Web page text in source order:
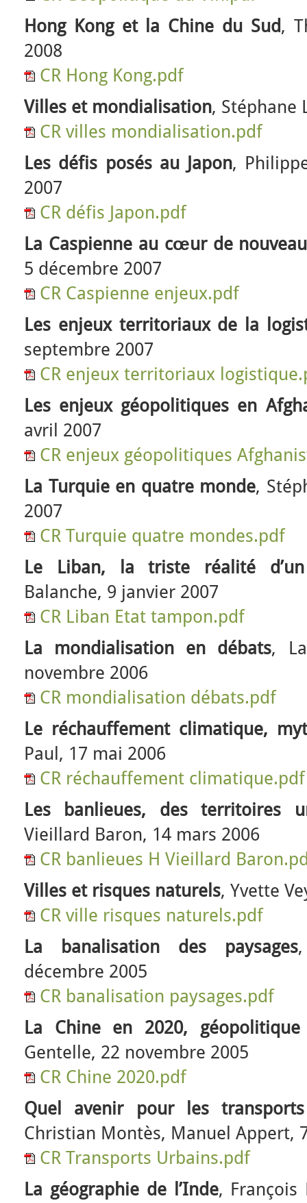
Hong Kong et la Chine du Sud,
2008
CR Hong Kong.pdf
Villes et mondialisation, Stéphane
CR villes mondialisation.pdf
Les défis posés au Japon,
2007
CR défis Japon.pdf
La Caspienne au cœur de
5 décembre 2007
CR Caspienne enjeux.pdf
Les enjeux territoriaux de la
septembre 2007
CR enjeux territoriaux
Les enjeux géopolitiques en
avril 2007
CR enjeux géopolitiques
La Turquie en quatre monde,
2007
CR Turquie quatre mondes.pdf
Le Liban, la triste réalité
Balanche, 9 janvier 2007
CR Liban Etat tampon.pdf
La mondialisation en débats,
novembre 2006
CR mondialisation débats.pdf
Le réchauffement climatique,
Paul, 17 mai 2006
CR réchauffement climatique.pdf
Les banlieues, des territoires
Vieillard Baron, 14 mars 2006
CR banlieues H Vieillard
Villes et risques naturels, Yvette
CR ville risques naturels.pdf
La banalisation des paysages
décembre 2005
CR banalisation paysages.pdf
La Chine en 2020,
Gentelle, 22 novembre 2005
CR Chine 2020.pdf
Quel avenir pour les
Christian Montès, Manuel Appert,
CR Transports Urbains.pdf
La géographie de l’Inde, François